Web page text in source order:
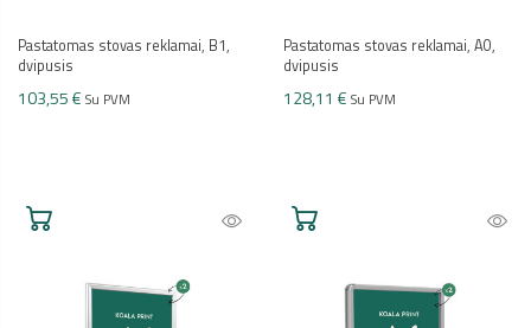
Pastatomas stovas reklamai, B1,
dvipusis
103,55 € Su PVM
Pastatomas stovas reklamai, A0,
dvipusis
128,11 € Su PVM